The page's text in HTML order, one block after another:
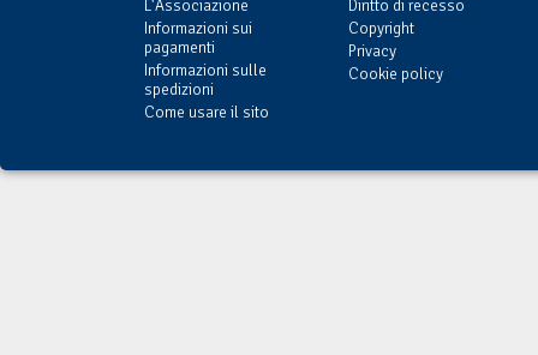
L'Associazione
Informazioni sui
pagamenti
Informazioni sulle
spedizioni
Come usare il sito
Diritto di recesso
Copyright
Privacy
Cookie policy